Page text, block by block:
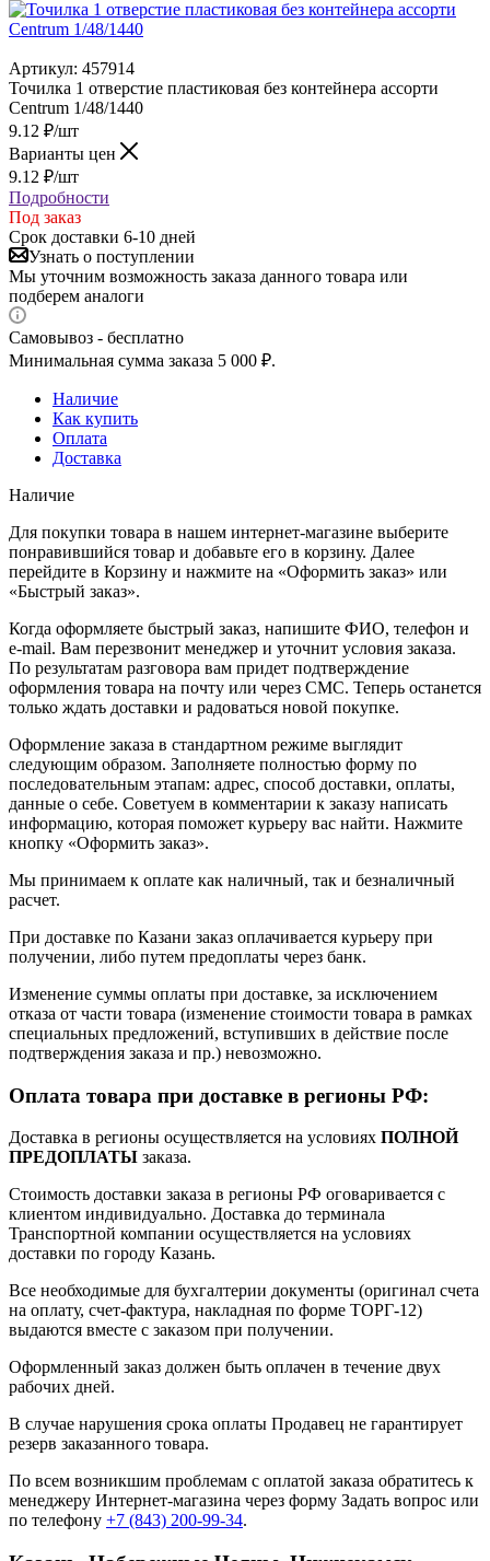
Артикул: 457914
Точилка 1 отверстие пластиковая без контейнера ассорти
Centrum 1/48/1440
9.12 ₽/шт
Варианты цен
9.12 ₽/шт
Подробности
Под заказ
Срок доставки 6-10 дней
Узнать о поступлении
Мы уточним возможность заказа данного товара или
подберем аналоги
Самовывоз - бесплатно
Минимальная сумма заказа 5 000 ₽.
Наличие
Как купить
Оплата
Доставка
Наличие
Для покупки товара в нашем интернет-магазине выберите
понравившийся товар и добавьте его в корзину. Далее
перейдите в Корзину и нажмите на «Оформить заказ» или
«Быстрый заказ».
Когда оформляете быстрый заказ, напишите ФИО, телефон и
e-mail. Вам перезвонит менеджер и уточнит условия заказа.
По результатам разговора вам придет подтверждение
оформления товара на почту или через СМС. Теперь останется
только ждать доставки и радоваться новой покупке.
Оформление заказа в стандартном режиме выглядит
следующим образом. Заполняете полностью форму по
последовательным этапам: адрес, способ доставки, оплаты,
данные о себе. Советуем в комментарии к заказу написать
информацию, которая поможет курьеру вас найти. Нажмите
кнопку «Оформить заказ».
Мы принимаем к оплате как наличный, так и безналичный
расчет.
При доставке по Казани заказ оплачивается курьеру при
получении, либо путем предоплаты через банк.
Изменение суммы оплаты при доставке, за исключением
отказа от части товара (изменение стоимости товара в рамках
специальных предложений, вступивших в действие после
подтверждения заказа и пр.) невозможно.
Оплата товара при доставке в регионы РФ:
Доставка в регионы осуществляется на условиях ПОЛНОЙ
ПРЕДОПЛАТЫ заказа.
Стоимость доставки заказа в регионы РФ оговаривается с
клиентом индивидуально. Доставка до терминала
Транспортной компании осуществляется на условиях
доставки по городу Казань.
Все необходимые для бухгалтерии документы (оригинал счета
на оплату, счет-фактура, накладная по форме ТОРГ-12)
выдаются вместе с заказом при получении.
Оформленный заказ должен быть оплачен в течение двух
рабочих дней.
В случае нарушения срока оплаты Продавец не гарантирует
резерв заказанного товара.
По всем возникшим проблемам с оплатой заказа обратитесь к
менеджеру Интернет-магазина через форму Задать вопрос или
по телефону +7 (843) 200-99-34.